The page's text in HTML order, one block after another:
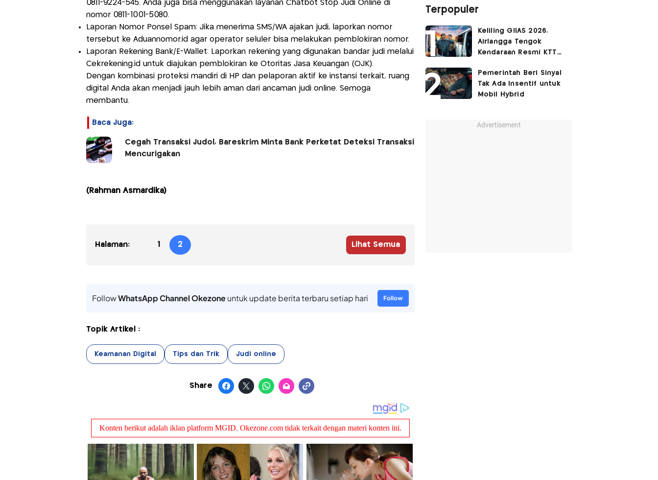
0811-9224-545. Anda juga bisa menggunakan layanan Chatbot Stop Judi Online di
nomor 0811-1001-5080.
Laporan Nomor Ponsel Spam: Jika menerima SMS/WA ajakan judi, laporkan nomor
tersebut ke Aduannomor.id agar operator seluler bisa melakukan pemblokiran nomor.
Laporan Rekening Bank/E-Wallet: Laporkan rekening yang digunakan bandar judi melalui
Cekrekening.id untuk diajukan pemblokiran ke Otoritas Jasa Keuangan (OJK).
Dengan kombinasi proteksi mandiri di HP dan pelaporan aktif ke instansi terkait, ruang
digital Anda akan menjadi jauh lebih aman dari ancaman judi online. Semoga
membantu.
Baca Juga:
Cegah Transaksi Judol, Bareskrim Minta Bank Perketat Deteksi Transaksi
Mencurigakan
(Rahman Asmardika)
Halaman: 1 2 Lihat Semua
FollowWhatsApp Channel Okezoneuntuk update berita terbaru setiap hari Follow
Topik Artikel :
Keamanan Digital Tips dan Trik Judi online
Share
Terpopuler
Keliling GIIAS 2026,
Airlangga Tengok
Kendaraan Resmi KTT
Pemerintah Beri Sinyal
Tak Ada Insentif untuk
Mobil Hybrid
Advertisement